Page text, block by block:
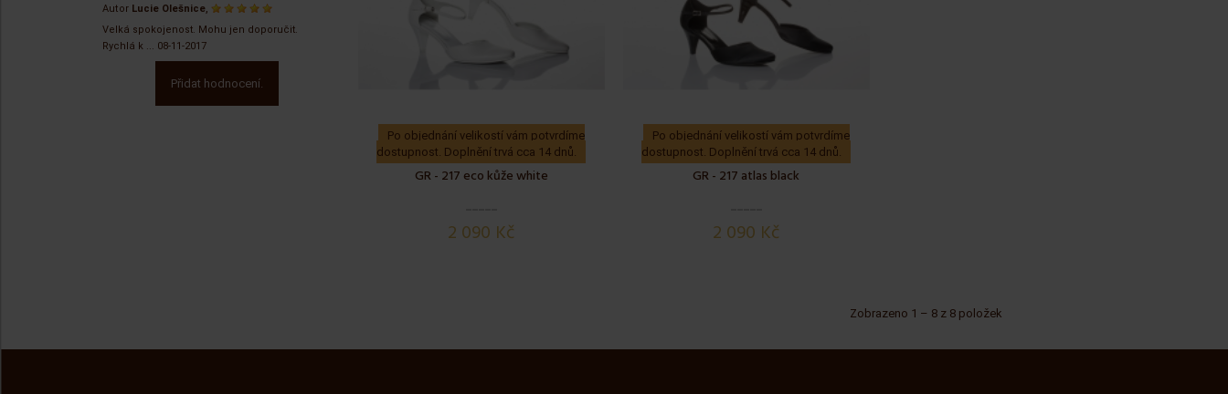
Autor Lucie Olešnice,
Velká spokojenost. Mohu jen doporučit.
Rychlá k ... 08-11-2017
Přidat hodnocení.
GR - 217 eco kůže white
2 090 Kč
Po objednání velikostí vám potvrdíme
dostupnost. Doplnění trvá cca 14 dnů.
GR - 217 atlas black
2 090 Kč
Po objednání velikostí vám potvrdíme
dostupnost. Doplnění trvá cca 14 dnů.
Zobrazeno 1 – 8 z 8 položek